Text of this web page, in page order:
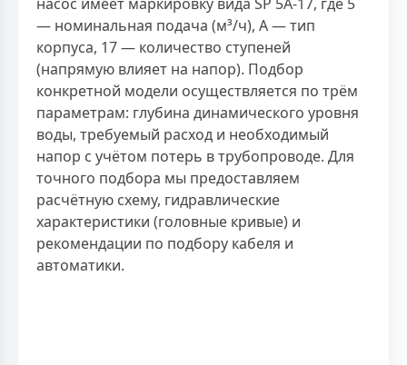
— номинальная подача (м³/ч), A — тип
корпуса, 17 — количество ступеней
(напрямую влияет на напор). Подбор
конкретной модели осуществляется по трём
параметрам: глубина динамического уровня
воды, требуемый расход и необходимый
напор с учётом потерь в трубопроводе. Для
точного подбора мы предоставляем
расчётную схему, гидравлические
характеристики (головные кривые) и
рекомендации по подбору кабеля и
автоматики.